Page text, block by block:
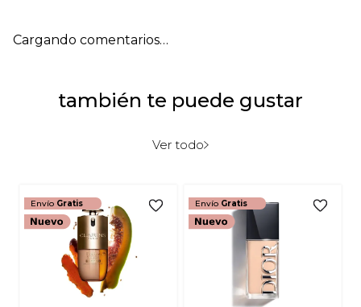
Título
Califica el producto de 1 a 5 estrellas
Dirección de email
Escribe un comentario
Cargando comentarios…
también te puede gustar
Ver todo
Envío Gratis Envío Gratis